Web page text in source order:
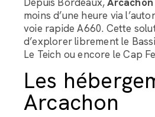
moins d’une heure via
voie rapide A660. Cette
d’explorer librement le
Le Teich ou encore le Cap
Les
Arcachon